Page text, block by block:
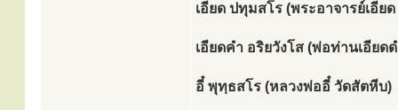
เอียด ปทุมสโร (พระอาจารย์เอีย
เอียดคำ อริยวังโส (พ่อท่านเอียด
อี๋ พุทฺธสโร (หลวงพ่ออี๋ วัดสัตหีบ)